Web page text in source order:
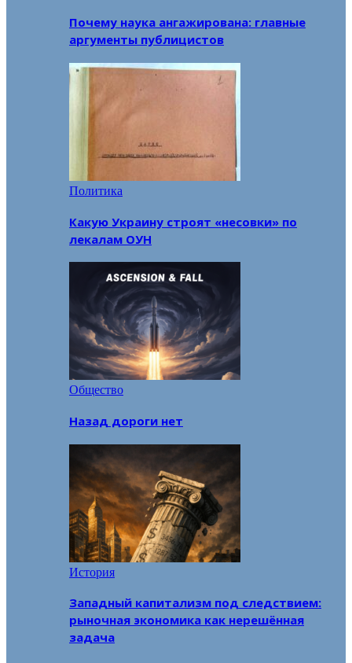
Почему наука ангажирована: главные
аргументы публицистов
Политика
Какую Украину строят «несовки» по
лекалам ОУН
Общество
Назад дороги нет
История
Западный капитализм под следствием:
рыночная экономика как нерешённая
задача